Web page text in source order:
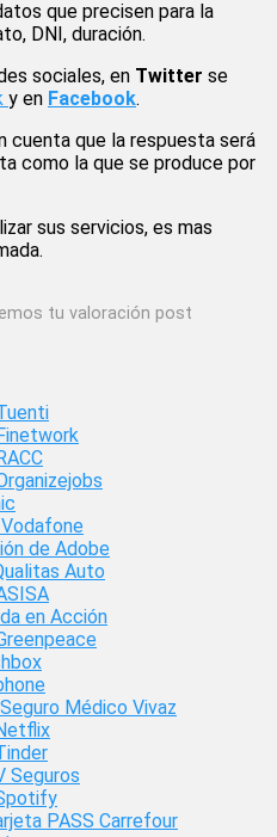
que precisen para la
DNI, duración.
sociales, en Twitter se
y en Facebook.
cuenta que la respuesta será
como la que se produce por
sus servicios, es mas
tu valoración post
de Adobe
Auto
en Acción
Médico Vivaz
Seguros
PASS Carrefour